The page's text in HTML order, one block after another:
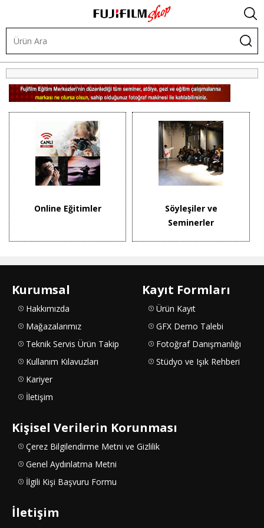
Eğitim ve Etkinlikler
Online Eğitimler
Söyleşiler ve
Seminerler
Kurumsal
Hakkımızda
Mağazalarımız
Teknik Servis Ürün Takip
Kullanım Kılavuzları
Kariyer
İletişim
Kayıt Formları
Ürün Kayıt
GFX Demo Talebi
Fotoğraf Danışmanlığı
Stüdyo ve Işık Rehberi
Kişisel Verilerin Korunması
Çerez Bilgilendirme Metni ve Gizlilik
Genel Aydınlatma Metni
İlgili Kişi Başvuru Formu
İletişim